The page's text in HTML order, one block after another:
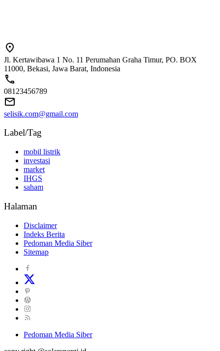
Jl. Kertawibawa 1 No. 11 Perumahan Graha Timur, PO. BOX
11000, Bekasi, Jawa Barat, Indonesia
08123456789
selisik.com@gmail.com
Label/Tag
mobil listrik
investasi
market
IHGS
saham
Halaman
Disclaimer
Indeks Berita
Pedoman Media Siber
Sitemap
Pedoman Media Siber